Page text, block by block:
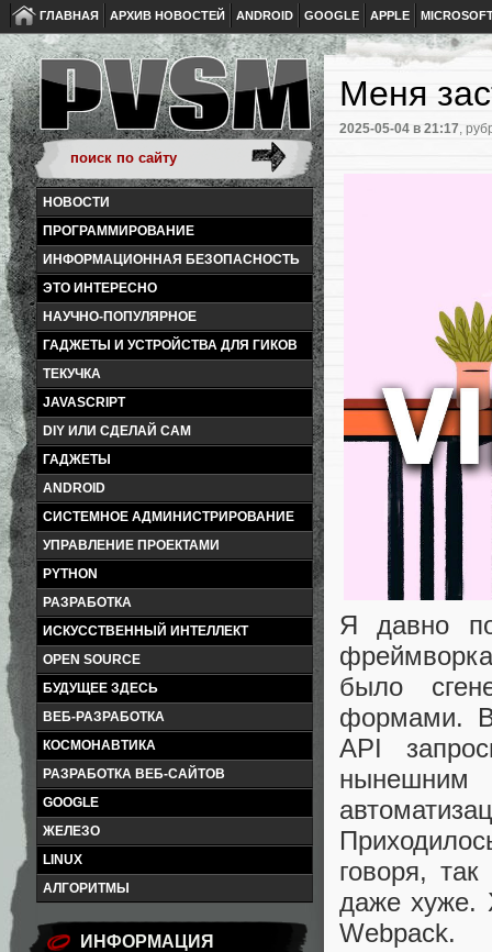
ГЛАВНАЯ АРХИВ НОВОСТЕЙ ANDROID GOOGLE APPLE
НОВОСТИ
ПРОГРАММИРОВАНИЕ
ИНФОРМАЦИОННАЯ БЕЗОПАСНОСТЬ
ЭТО ИНТЕРЕСНО
НАУЧНО-ПОПУЛЯРНОЕ
ГАДЖЕТЫ И УСТРОЙСТВА ДЛЯ ГИКОВ
ТЕКУЧКА
JAVASCRIPT
DIY ИЛИ СДЕЛАЙ САМ
ГАДЖЕТЫ
ANDROID
СИСТЕМНОЕ АДМИНИСТРИРОВАНИЕ
УПРАВЛЕНИЕ ПРОЕКТАМИ
PYTHON
РАЗРАБОТКА
ИСКУССТВЕННЫЙ ИНТЕЛЛЕКТ
OPEN SOURCE
БУДУЩЕЕ ЗДЕСЬ
ВЕБ-РАЗРАБОТКА
КОСМОНАВТИКА
РАЗРАБОТКА ВЕБ-САЙТОВ
GOOGLE
ЖЕЛЕЗО
LINUX
АЛГОРИТМЫ
ИНФОРМАЦИЯ
Меня
2025-05-04 в 21:17,
Я давно
было
формами.
API
говоря,
даже хуже.
Webpack.